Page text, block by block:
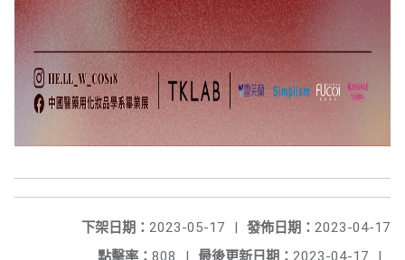
發佈日期： 2023-04-17
下架日期： 2023-05-17
|
最後更新日期： 2023-04-17 |
點擊率： 808 |